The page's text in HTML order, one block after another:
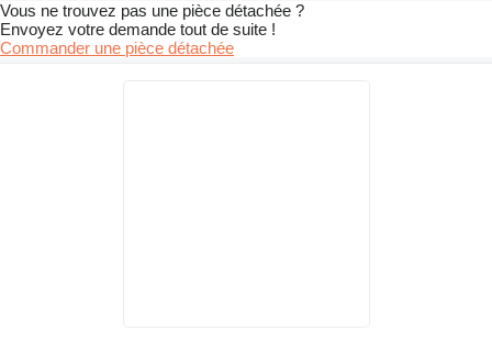
Vous ne trouvez pas une pièce détachée ?
Envoyez votre demande tout de suite !
Commander une pièce détachée